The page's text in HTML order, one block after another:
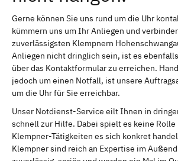
Gerne können Sie uns rund um die Uhr
kümmern uns um Ihr Anliegen und
zuverlässigsten Klempnern
Anliegen nicht dringlich sein, ist es
über das Kontaktformular zu erreichen.
jedoch um einen Notfall, ist unsere
um die Uhr für Sie erreichbar.
Unser Notdienst-Service eilt Ihnen in
schnell zur Hilfe. Dabei spielt es keine Rolle
Klempner-Tätigkeiten es sich konkret
Klempner sind reich an Expertise im